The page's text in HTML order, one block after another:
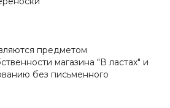
предметом
магазина "В ластах" и
без письменного